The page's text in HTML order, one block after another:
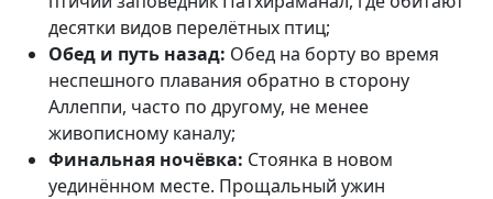
десятки видов перелётных птиц;
Обед и путь назад: Обед на борту во время
неспешного плавания обратно в сторону
Аллеппи, часто по другому, не менее
живописному каналу;
Финальная ночёвка: Стоянка в новом
уединённом месте. Прощальный ужин